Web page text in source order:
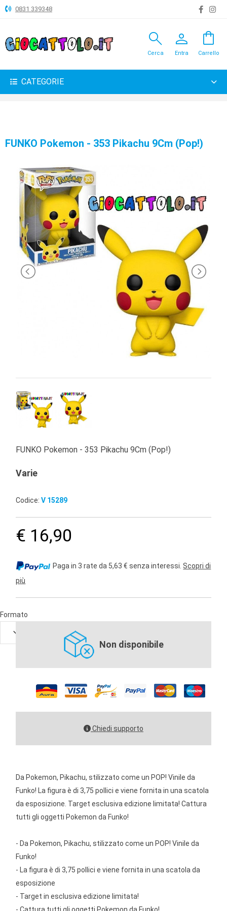
ANIMALI
BAMBOLE
GIOCHI
PELUCHE-
GADGET
PRIMA
INFANZIA
PUZZLE
0831 339348
search
Cerca
person
Entra
shopping_bag
Carrello
CATEGORIE
FUNKO Pokemon - 353 Pikachu 9Cm (Pop!)
FUNKO Pokemon - 353 Pikachu 9Cm (Pop!)
Varie
Codice:V 15289
€ 16,90
Paga in 3 rate da 5,63 € senza interessi.Scopri di
più
Formato
Non disponibile
Chiedi supporto
Da Pokemon, Pikachu, stilizzato come un POP! Vinile da
Funko! La figura è di 3,75 pollici e viene fornita in una scatola
da esposizione. Target esclusiva edizione limitata! Cattura
tutti gli oggetti Pokemon da Funko!
- Da Pokemon, Pikachu, stilizzato come un POP! Vinile da
Funko!
- La figura è di 3,75 pollici e viene fornita in una scatola da
esposizione
- Target in esclusiva edizione limitata!